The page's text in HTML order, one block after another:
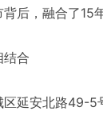
后，融合了15
结合
延安北路49-5